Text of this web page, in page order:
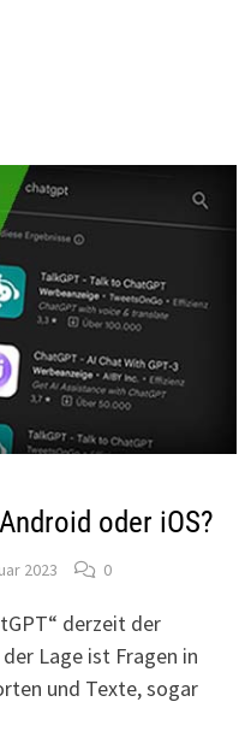
oder iOS?
2023 0
derzeit der
Lage ist Fragen in
und Texte, sogar